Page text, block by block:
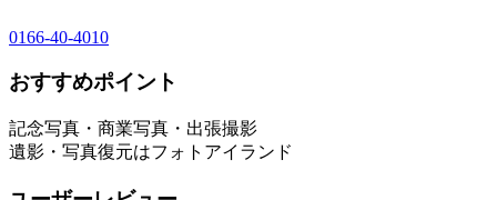
0166-40-4010
おすすめポイント
記念写真・商業写真・出張撮影
遺影・写真復元はフォトアイランド